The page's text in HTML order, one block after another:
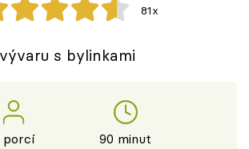
81x
s bylinkami
porcí 90 minut